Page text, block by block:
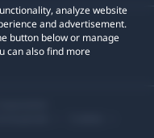
analyze website
and advertisement.
button below or manage
can also find more